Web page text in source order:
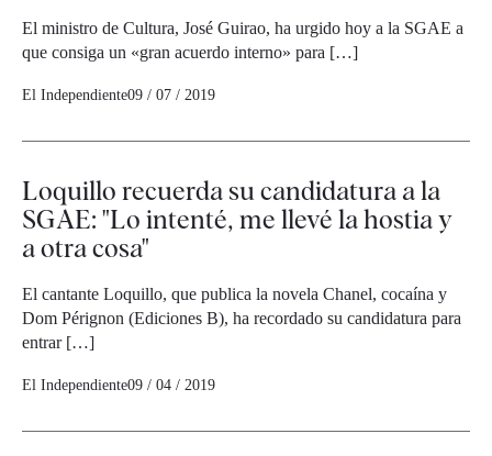
El ministro de Cultura, José Guirao, ha urgido hoy a la SGAE a
que consiga un «gran acuerdo interno» para […]
El Independiente09 / 07 / 2019
Loquillo recuerda su candidatura a la
SGAE: "Lo intenté, me llevé la hostia y
a otra cosa"
El cantante Loquillo, que publica la novela Chanel, cocaína y
Dom Pérignon (Ediciones B), ha recordado su candidatura para
entrar […]
El Independiente09 / 04 / 2019